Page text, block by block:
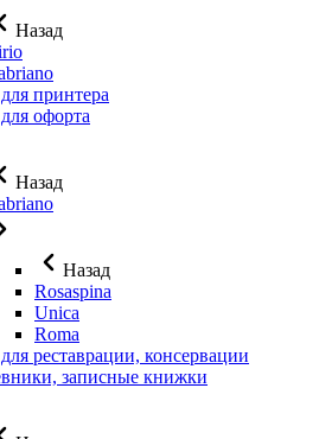
Назад
принтера
офорта
Назад
Назад
Rosaspina
Unica
Roma
реставрации, консервации
записные книжки